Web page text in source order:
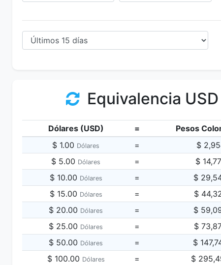
Equivalencia
Dólares (USD) =
Pesos
$ 1.00 Dólares = $
$ 5.00 Dólares = $
$ 10.00 Dólares = $
$ 15.00 Dólares = $
$ 20.00 Dólares = $
$ 25.00 Dólares = $
$ 50.00 Dólares = $
$ 100.00 Dólares = $